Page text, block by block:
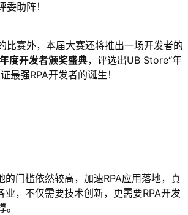
助阵！
比赛外，本届大赛还将推出一场开发者的
度开发者颁奖盛典，评选出UB Store“年
最强RPA开发者的诞生！
的门槛依然较高，加速RPA应用落地，真
业，不仅需要技术创新，更需要RPA开发